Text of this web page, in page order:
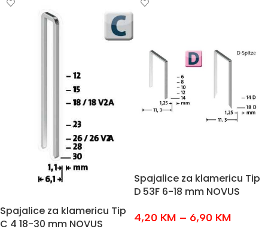
Spajalice za klamericu Tip
C 4 18-30 mm NOVUS
Spajalice za klamericu Tip
D 53F 6-18 mm NOVUS
4,20 KM – 6,90 KM